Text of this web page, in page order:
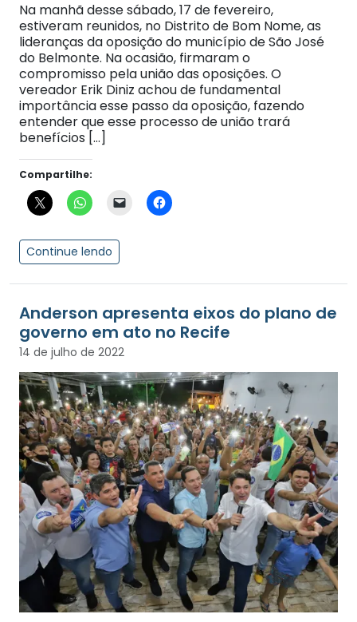
Na manhã desse sábado, 17 de fevereiro,
estiveram reunidos, no Distrito de Bom Nome, as
lideranças da oposição do município de São José
do Belmonte. Na ocasião, firmaram o
compromisso pela união das oposições. O
vereador Erik Diniz achou de fundamental
importância esse passo da oposição, fazendo
entender que esse processo de união trará
benefícios […]
Compartilhe:
Continue lendo
Anderson apresenta eixos do plano de
governo em ato no Recife
14 de julho de 2022